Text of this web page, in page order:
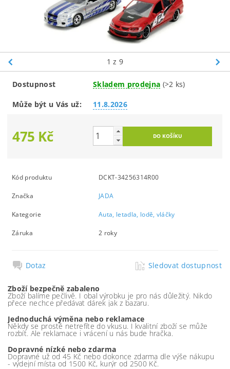
1 z 9
Dostupnost Skladem prodejna (>2 ks)
Může být u Vás už: 11.8.2026
475 Kč
Kód produktu DCKT-34256314R00
Značka JADA
Kategorie Auta, letadla, lodě, vláčky
Záruka 2 roky
Dotaz Sledovat dostupnost
Zboží bezpečně zabaleno
Zboží balíme pečlivě. I obal výrobku je pro nás důležitý. Nikdo
přece nechce předávat dárek jak z bazaru.
Jednoduchá výměna nebo reklamace
Někdy se prostě netrefíte do vkusu. I kvalitní zboží se může
rozbít. Ale reklamace i vrácení u nás bude hračka.
Dopravné nízké nebo zdarma
Dopravné už od 45 Kč nebo dokonce zdarma dle výše nákupu
- výdejní místa od 1500 Kč, kurýr od 2500 Kč.